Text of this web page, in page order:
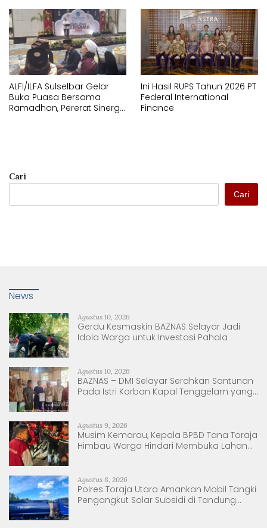
ALFI/ILFA Sulselbar Gelar
Buka Puasa Bersama
Ramadhan, Pererat Sinergi
Ini Hasil RUPS Tahun 2026 PT
Federal International
Finance
Cari
Cari
News
Agustus 10, 2026
Gerdu Kesmaskin BAZNAS Selayar Jadi
Idola Warga untuk Investasi Pahala
Agustus 10, 2026
BAZNAS – DMI Selayar Serahkan Santunan
Pada Istri Korban Kapal Tenggelam yang
Agustus 9, 2026
Musim Kemarau, Kepala BPBD Tana Toraja
Himbau Warga Hindari Membuka Lahan
Agustus 8, 2026
Polres Toraja Utara Amankan Mobil Tangki
Pengangkut Solar Subsidi di Tandung